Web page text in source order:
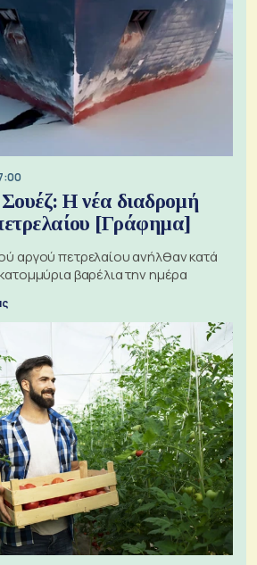
Η νέα διαδρομή
[Γράφημα]
αργού πετρελαίου ανήλθαν κατά
βαρέλια την ημέρα